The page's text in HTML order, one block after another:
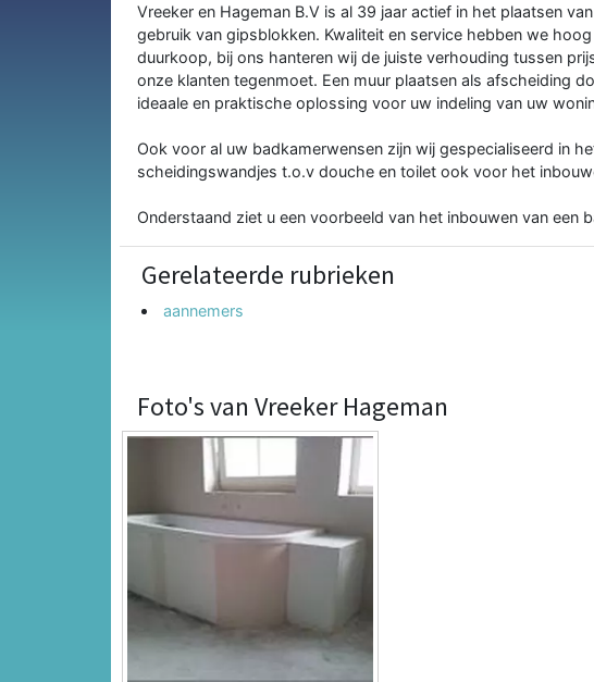
Vreeker en Hageman B.V is al 39 jaar actief in het plaatsen
gebruik van gipsblokken. Kwaliteit en service hebben we
duurkoop, bij ons hanteren wij de juiste verhouding tussen
onze klanten tegenmoet. Een muur plaatsen als afscheiding
ideaale en praktische oplossing voor uw indeling van uw
Ook voor al uw badkamerwensen zijn wij gespecialiseerd in
scheidingswandjes t.o.v douche en toilet ook voor het
Onderstaand ziet u een voorbeeld van het inbouwen van een
Gerelateerde rubrieken
aannemers
Foto's van Vreeker Hageman